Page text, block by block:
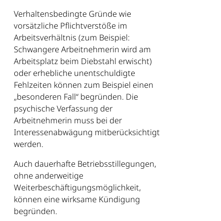
Verhaltensbedingte Gründe wie
vorsätzliche Pflichtverstöße im
Arbeitsverhältnis (zum Beispiel:
Schwangere Arbeitnehmerin wird am
Arbeitsplatz beim Diebstahl erwischt)
oder erhebliche unentschuldigte
Fehlzeiten können zum Beispiel einen
„besonderen Fall“ begründen. Die
psychische Verfassung der
Arbeitnehmerin muss bei der
Interessenabwägung mitberücksichtigt
werden.
Auch dauerhafte Betriebsstillegungen,
ohne anderweitige
Weiterbeschäftigungsmöglichkeit,
können eine wirksame Kündigung
begründen.